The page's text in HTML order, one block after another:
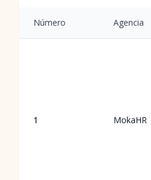
Número Agencia
1 MokaHR